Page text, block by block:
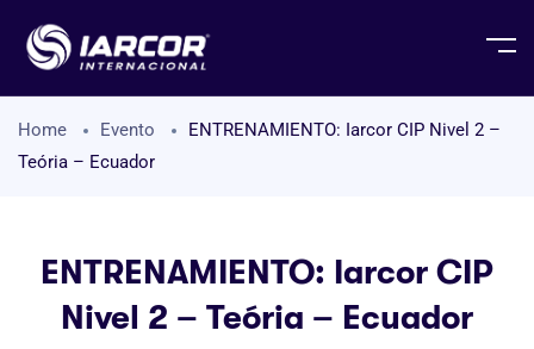
Home Evento
ENTRENAMIENTO: Iarcor CIP Nivel 2 –
Teória – Ecuador
ENTRENAMIENTO: Iarcor CIP
Nivel 2 – Teória – Ecuador